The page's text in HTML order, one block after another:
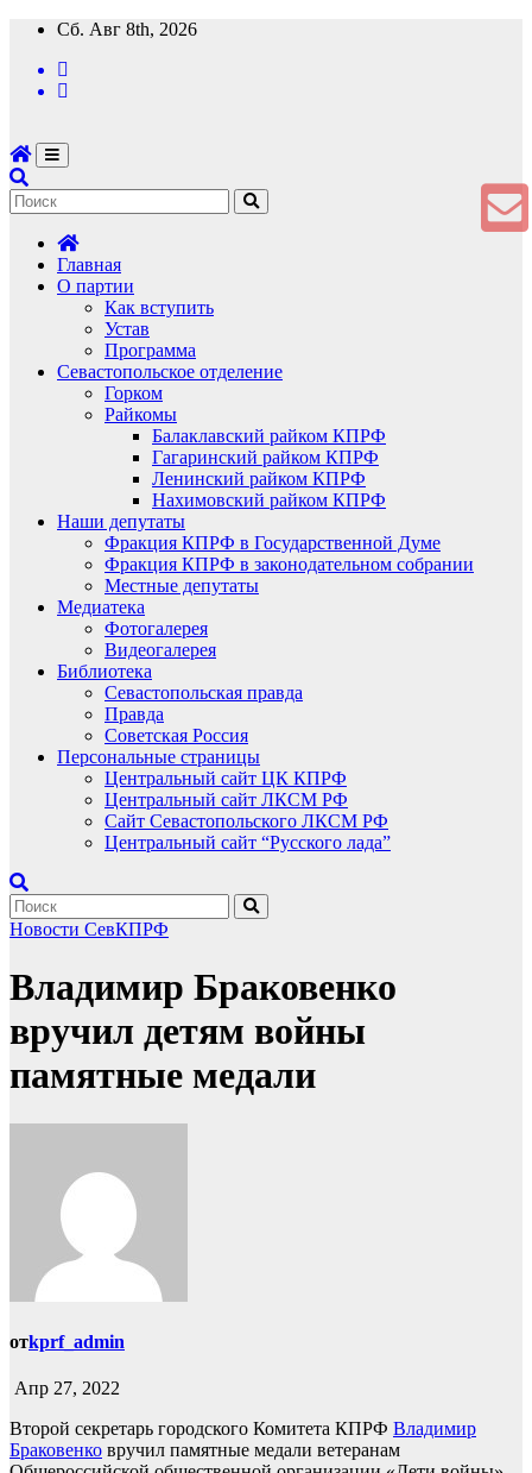
Перейти
содержимому
Сб. Авг 8th, 2026
Главная
О партии
Как вступить
Устав
Программа
Севастопольское отделение
Горком
Райкомы
Балаклавский райком КПРФ
Гагаринский райком КПРФ
Ленинский райком КПРФ
Нахимовский райком КПРФ
Наши депутаты
Фракция КПРФ в Государственной Думе
Фракция КПРФ в законодательном собрании
Местные депутаты
Медиатека
Фотогалерея
Видеогалерея
Библиотека
Севастопольская правда
Правда
Советская Россия
Персональные страницы
Центральный сайт ЦК КПРФ
Центральный сайт ЛКСМ РФ
Сайт Севастопольского ЛКСМ РФ
Центральный сайт “Русского лада”
Новости СевКПРФ
Владимир Браковенко
вручил детям войны
памятные медали
отkprf_admin
Апр 27, 2022
Второй секретарь городского Комитета КПРФ Владимир
Браковенко вручил памятные медали ветеранам